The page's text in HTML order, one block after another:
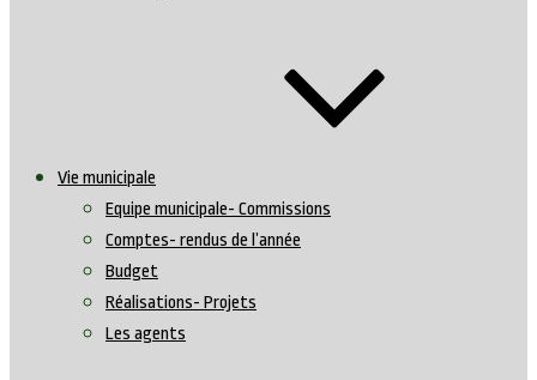
Vie municipale
Equipe municipale- Commissions
Comptes- rendus de l’année
Budget
Réalisations- Projets
Les agents